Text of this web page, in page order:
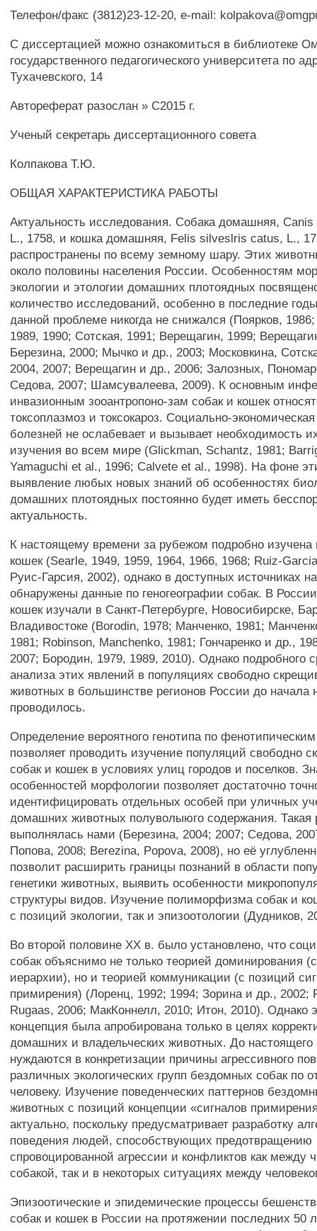
Телефон/факс (3812)23-12-20, e-mail:
С диссертацией можно ознакомиться в библиотеке
государственного педагогического университета по
Тухачевского, 14
Автореферат разослан » С2015 г.
Ученый секретарь диссертационного совета
Колпакова Т.Ю.
ОБЩАЯ ХАРАКТЕРИСТИКА РАБОТЫ
Актуальность исследования. Собака домашняя,
L., 1758, и кошка домашняя, Felis silveslris catus, L.,
распространены по всему земному шару. Этих
около половины населения России. Особенностям
экологии и этологии домашних плотоядных
количество исследований, особенно в последние
данной проблеме никогда не снижался (Поярков,
1989, 1990; Сотская, 1991; Верещагин, 1999;
Березина, 2000; Мычко и др., 2003; Московкина,
2004, 2007; Верещагин и др., 2006; Залозных,
Седова, 2007; Шамсувалеева, 2009). К основным
инвазионным зооантропоно-зам собак и кошек
токсоплазмоз и токсокароз. Социально-
болезней не ослабевает и вызывает необходимость
изучения во всем мире (Glickman, Schantz, 1981;
Yamaguchi et al., 1996; Calvete et al., 1998). На фоне
выявление любых новых знаний об особенностях
домашних плотоядных постоянно будет иметь
актуальность.
К настоящему времени за рубежом подробно изучена
кошек (Searle, 1949, 1959, 1964, 1966, 1968; Ruiz-
Руис-Гарсия, 2002), однако в доступных источниках
обнаружены данные по геногеографии собак. В
кошек изучали в Санкт-Петербурге, Новосибирске,
Владивостоке (Borodin, 1978; Манченко, 1981;
1981; Robinson, Manchenko, 1981; Гончаренко и др.,
2007; Бородин, 1979, 1989, 2010). Однако подробного
анализа этих явлений в популяциях свободно
животных в большинстве регионов России до начала
проводилось.
Определение вероятного генотипа по
позволяет проводить изучение популяций свободно
собак и кошек в условиях улиц городов и поселков.
особенностей морфологии позволяет достаточно
идентифицировать отдельных особей при уличных
домашних животных полуволыюго содержания. Такая
выполнялась нами (Березина, 2004; 2007; Седова,
Попова, 2008; Berezina, Popova, 2008), но её
позволит расширить границы познаний в области
генетики животных, выявить особенности
структуры видов. Изучение полиморфизма собак и
с позиций экологии, так и эпизоотологии (Дудников,
Во второй половине XX в. было установлено, что
собак объяснимо не только теорией доминирования
иерархии), но и теорией коммуникации (с позиций
примирения) (Лоренц, 1992; 1994; Зорина и др., 2002;
Rugaas, 2006; МакКоннелл, 2010; Итон, 2010). Однако
концепция была апробирована только в целях
домашних и владельческих животных. До настоящего
нуждаются в конкретизации причины агрессивного
различных экологических групп бездомных собак по
человеку. Изучение поведенческих паттернов
животных с позиций концепции «сигналов
актуально, поскольку предусматривает разработку
поведения людей, способствующих предотвращению
спровоцированной агрессии и конфликтов как между
собакой, так и в некоторых ситуациях между
Эпизоотические и эпидемические процессы
собак и кошек в России на протяжении последних 50